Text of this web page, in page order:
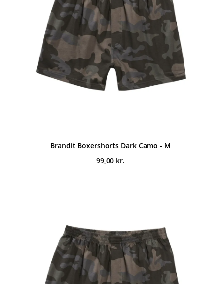
Brandit Boxershorts Dark Camo - M
99,00 kr.